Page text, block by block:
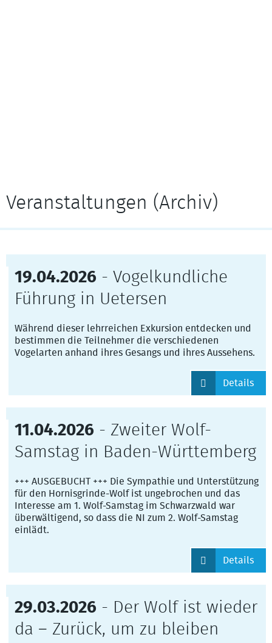
Veranstaltungen (Archiv)
19.04.2026 - Vogelkundliche
Führung in Uetersen
Während dieser lehrreichen Exkursion entdecken und
bestimmen die Teilnehmer die verschiedenen
Vogelarten anhand ihres Gesangs und ihres Aussehens.
Details
11.04.2026 - Zweiter Wolf-
Samstag in Baden-Württemberg
+++ AUSGEBUCHT +++ Die Sympathie und Unterstützung
für den Hornisgrinde-Wolf ist ungebrochen und das
Interesse am 1. Wolf-Samstag im Schwarzwald war
überwältigend, so dass die NI zum 2. Wolf-Samstag
einlädt.
Details
29.03.2026 - Der Wolf ist wieder
da – Zurück, um zu bleiben